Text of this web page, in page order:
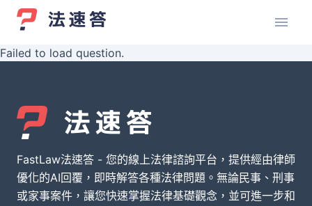
Failed to load question.
FastLaw法速答 - 您的線上法律諮詢平台，提供經由律師
優化的AI回覆，即時解答各種法律問題。無論民事、刑事
或家事案件，讓您快速掌握法律基礎觀念，並可進一步和